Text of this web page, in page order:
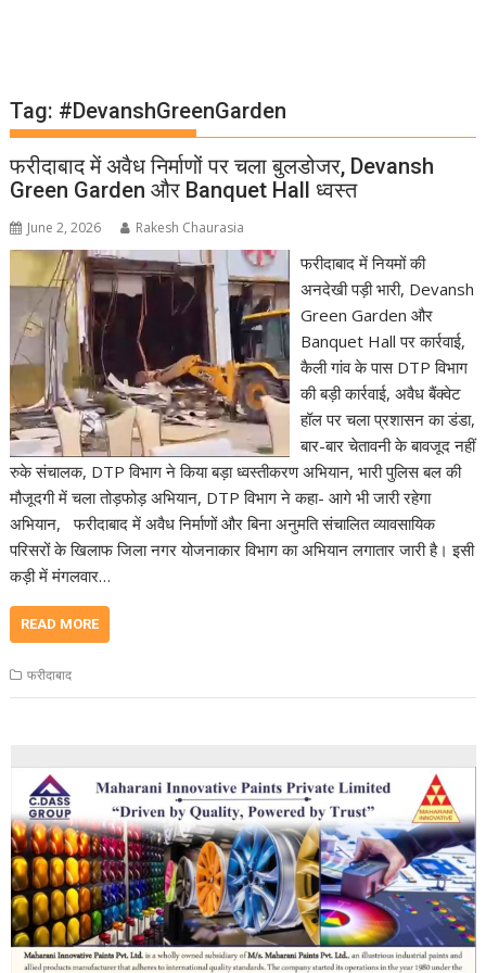
Tag: #DevanshGreenGarden
फरीदाबाद में अवैध निर्माणों पर चला बुलडोजर, Devansh
Green Garden और Banquet Hall ध्वस्त
June 2, 2026 Rakesh Chaurasia
फरीदाबाद में नियमों की
अनदेखी पड़ी भारी, Devansh
Green Garden और
Banquet Hall पर कार्रवाई,
कैली गांव के पास DTP विभाग
की बड़ी कार्रवाई, अवैध बैंक्वेट
हॉल पर चला प्रशासन का डंडा,
बार-बार चेतावनी के बावजूद नहीं
रुके संचालक, DTP विभाग ने किया बड़ा ध्वस्तीकरण अभियान, भारी पुलिस बल की
मौजूदगी में चला तोड़फोड़ अभियान, DTP विभाग ने कहा- आगे भी जारी रहेगा
अभियान, फरीदाबाद में अवैध निर्माणों और बिना अनुमति संचालित व्यावसायिक
परिसरों के खिलाफ जिला नगर योजनाकार विभाग का अभियान लगातार जारी है। इसी
कड़ी में मंगलवार…
READ MORE
फरीदाबाद